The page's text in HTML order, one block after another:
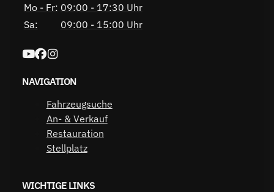
Mo - Fr: 09:00 - 17:30 Uhr
Sa:
09:00 - 15:00 Uhr
NAVIGATION
Fahrzeugsuche
An- & Verkauf
Restauration
Stellplatz
WICHTIGE LINKS